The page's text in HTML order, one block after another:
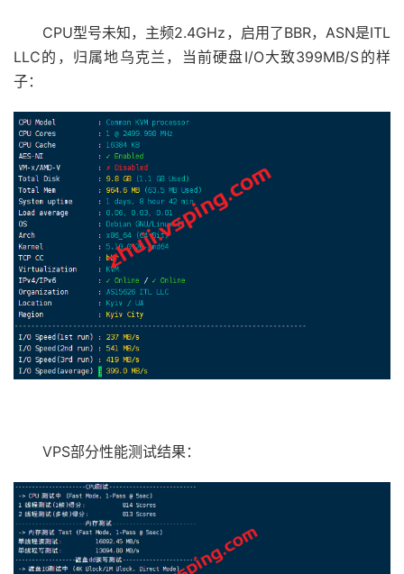
CPU型号未知，主频2.4GHz，启用了BBR，ASN是ITL
LLC的，归属地乌克兰，当前硬盘I/O大致399MB/S的样
子：
VPS部分性能测试结果：